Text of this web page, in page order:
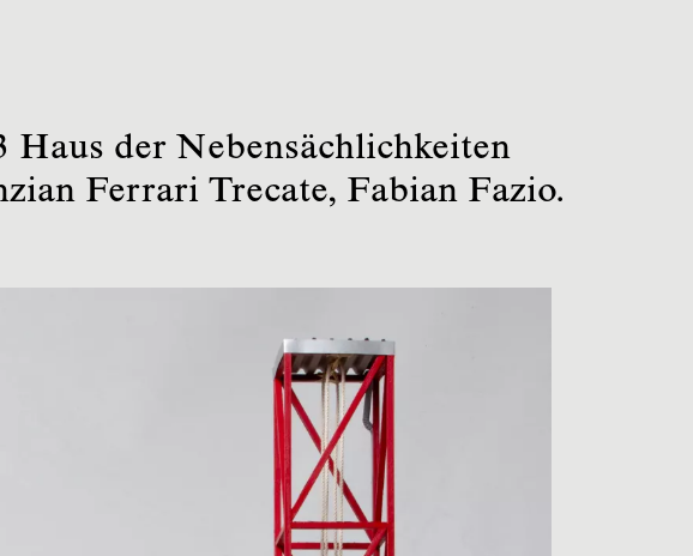
Haus der Nebensächlichkeiten
Ferrari Trecate, Fabian Fazio.